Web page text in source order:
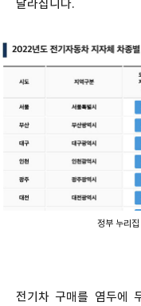
달라집니다.
정부 누리
전기차 구매를 염두에